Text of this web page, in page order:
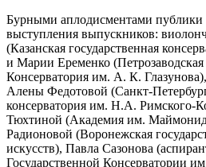
Бурными аплодисментами публики
выступления выпускников:
(Казанская государственная
и Марии Еременко (Петрозаводская
Консерватория им. А. К.
Алены Федотовой (Санкт-
консерватория им. Н.А. Римского-
Тюхтиной (Академия им.
Радионовой (Воронежская
искусств), Павла Сазонова
Государственной Консерватории